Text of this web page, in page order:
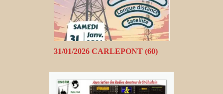
31/01/2026 CARLEPONT (60)